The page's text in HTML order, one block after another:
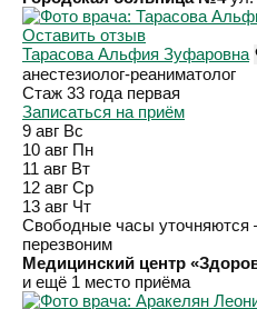
Оставить отзыв
Тарасова Альфия Зуфаровна
анестезиолог-реаниматолог
Стаж 33 года первая
Записаться на приём
9 авг Вс
10 авг Пн
11 авг Вт
12 авг Ср
13 авг Чт
Свободные часы уточняются
перезвоним
Медицинский центр
и ещё 1 место приёма